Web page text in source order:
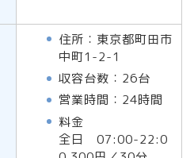
住所：東京都町田市
中町1-2-1
収容台数：26台
営業時間：24時間
料金
全日 07:00-22:0